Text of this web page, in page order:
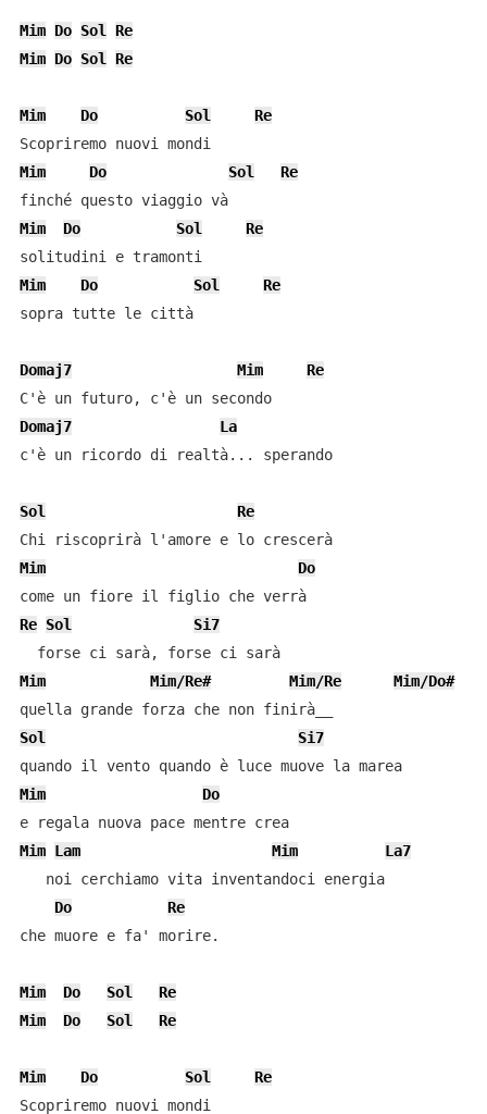
Mim Do Sol
Re
Mim Do Sol Re
Mim Do Sol
Re
Mim
Do Sol
Re
finché questo viaggio và
Mim
Do Sol
Re
Mim
Do Sol
Re
sopra tutte le città
Domaj7 Mim
Re
C'è un futuro, c'è un secondo
Domaj7
La
c'è un ricordo di realtà... sperando
Sol
Re
Chi riscoprirà l'amore e lo crescerà
Mim
Do
come un fiore il figlio che verrà
Re Sol
Si7
  forse ci sarà, forse ci sarà
Mim
Mim/Re# Mim/Re
Mim/Do#
Sol
Si7
quando il vento quando è luce muove la marea
Mim
Do
e regala nuova pace mentre crea
Mim Lam Mim
La7
   noi cerchiamo vita inventandoci energia
Do
Re
che muore e fa' morire.
Mim Do Sol
Re
Mim
Do Sol Re
Mim Do Sol
Re